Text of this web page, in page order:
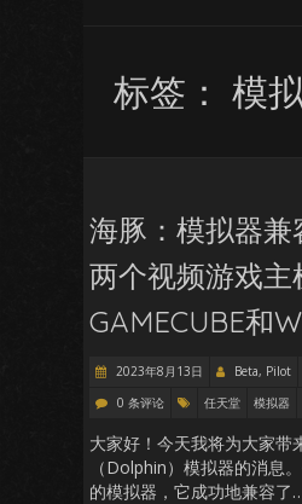
标签： 模
海豚：模拟器兼
两个视频游戏
GAMECUBE和
2023年8月13日 Beta, Pilot
0 条评论
任天堂 模拟器
大家好！今天我将为大家带
（Dolphin）模拟器的消息
的模拟器，它成功地兼容了